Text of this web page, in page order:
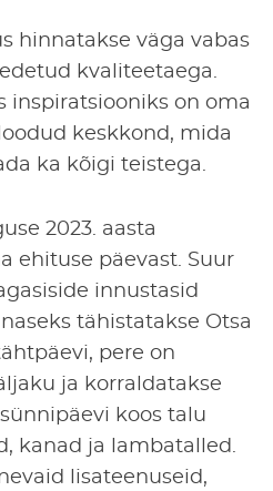
hinnatakse väga vabas
kvaliteetaega.
inspiratsiooniks on oma
keskkond, mida
ka kõigi teistega.
2023. aasta
ehituse päevast. Suur
innustasid
tähistatakse Otsa
pere on
ja korraldatakse
koos talu
kanad ja lambatalled.
lisateenuseid,